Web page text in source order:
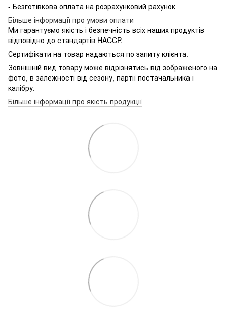
- Безготівкова оплата на розрахунковий рахунок
Більше інформації про умови оплати
Ми гарантуємо якість і безпечність всіх наших продуктів
відповідно до стандартів HACCP.
Сертифікати на товар надаються по запиту клієнта.
Зовнішній вид товару може відрізнятись від зображеного на
фото, в залежності від сезону, партії постачальника і
калібру.
Більше інформації про якість продукції